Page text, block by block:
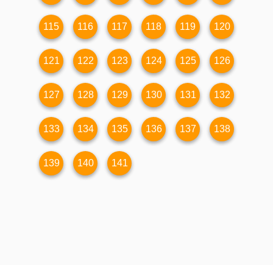
115 116 117 118 119 120
121 122 123 124 125 126
127 128 129 130 131 132
133 134 135 136 137 138
139 140 141